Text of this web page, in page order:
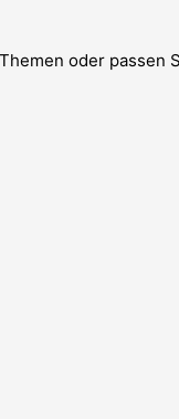
oder passen